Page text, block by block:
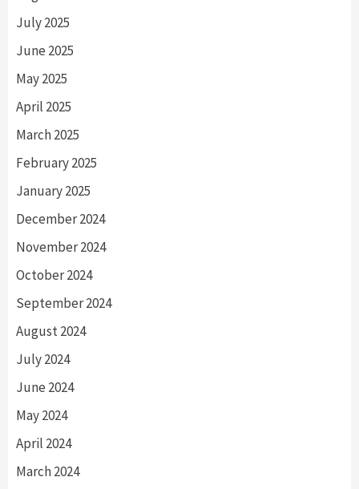
July 2025
June 2025
May 2025
April 2025
March 2025
February 2025
January 2025
December 2024
November 2024
October 2024
September 2024
August 2024
July 2024
June 2024
May 2024
April 2024
March 2024